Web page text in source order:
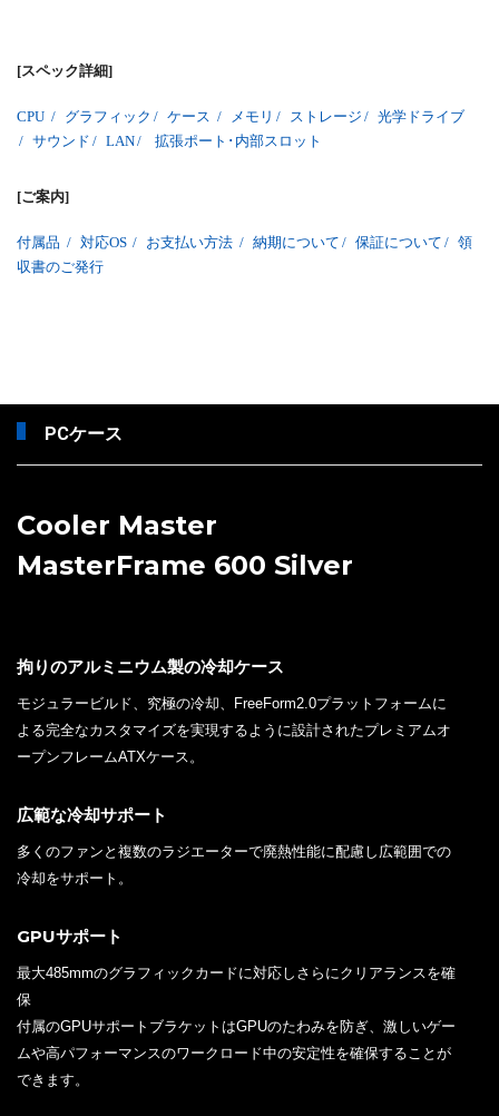
[スペック詳細]
CPU / グラフィック / ケース / メモリ / ストレージ / 光学ドライブ
/ サウンド / LAN/ 拡張ポート･内部スロット
[ご案内]
付属品 / 対応OS / お支払い方法 / 納期について / 保証について / 領
収書のご発行
PCケース
Cooler Master
MasterFrame 600 Silver
拘りのアルミニウム製の冷却ケース
モジュラービルド、究極の冷却、FreeForm2.0プラットフォームに
よる完全なカスタマイズを実現するように設計されたプレミアムオ
ープンフレームATXケース。
広範な冷却サポート
多くのファンと複数のラジエーターで廃熱性能に配慮し広範囲での
冷却をサポート。
GPUサポート
最大485mmのグラフィックカードに対応しさらにクリアランスを確
保
付属のGPUサポートブラケットはGPUのたわみを防ぎ、激しいゲー
ムや高パフォーマンスのワークロード中の安定性を確保することが
できます。